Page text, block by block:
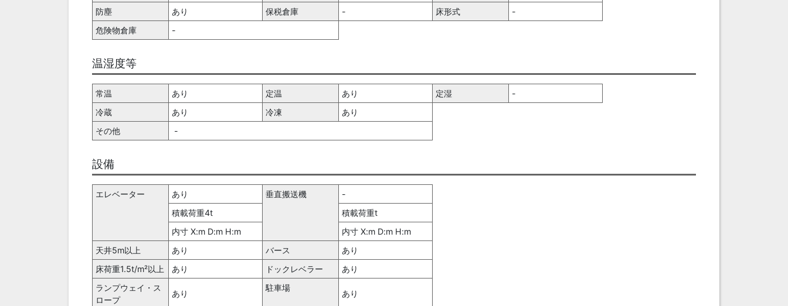
防塵
あり 保税倉庫 - 床形式
-
危険物倉庫
-
温湿度等
常温 あり 定温 あり 定湿
-
冷蔵
あり 冷凍
あり
その他
-
設備
エレベーター あり 垂直搬送機
-
積載荷重4t
積載荷重t
内寸 X:m D:m H:m
内寸 X:m D:m H:m
天井5m以上
あり バース
あり
床荷重1.5t/m²以上
あり ドックレベラー
あり
ランプウェイ・ス
ロープ
あり
駐車場
あり